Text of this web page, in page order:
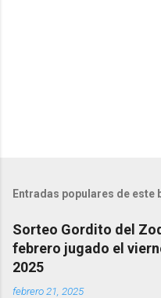
Entradas populares de este
Sorteo Gordito del
febrero jugado el
2025
febrero 21, 2025